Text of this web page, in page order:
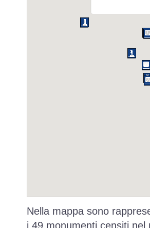
Nella mappa sono
i 49 monumenti censiti